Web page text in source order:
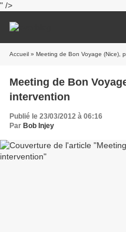
" />
Accueil » Meeting de Bon Voyage (Nice),
Meeting de Bon
intervention
Publié le 23/03/2012 à 06:16
Par Bob Injey